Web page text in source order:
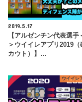
2019.5.17
【アルゼンチン代表選手
＞ウイイレアプリ2019（
カウト）】…
ウイイレ